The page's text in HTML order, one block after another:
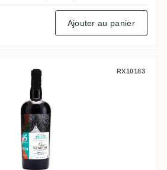
Ajouter au panier
Nectar Of The Daily Drams
RX10183